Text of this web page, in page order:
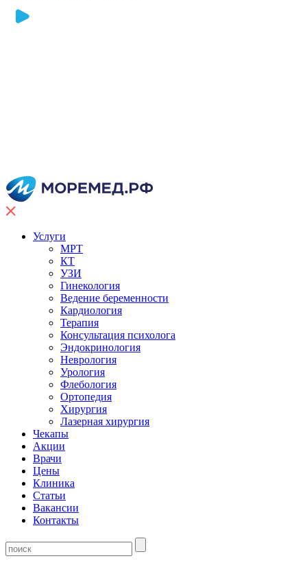
Услуги
МРТ
КТ
УЗИ
Гинекология
Ведение беременности
Кардиология
Терапия
Консультация психолога
Эндокринология
Неврология
Урология
Флебология
Ортопедия
Хирургия
Лазерная хирургия
Чекапы
Акции
Врачи
Цены
Клиника
Статьи
Вакансии
Контакты